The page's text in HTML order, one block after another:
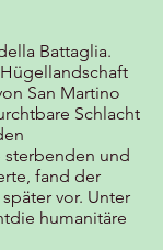
Battaglia.
San Martino
Schlacht
sterbenden und
fand der
vor. Unter
humanitäre